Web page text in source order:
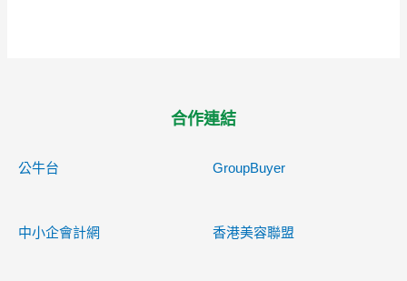
合作連結
公牛台 GroupBuyer
中小企會計網 香港美容聯盟